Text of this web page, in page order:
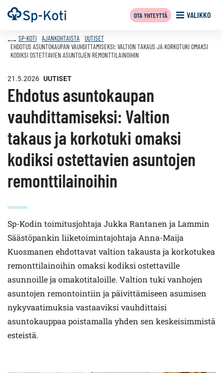
Siirry
sisältöön
Etusivu VALIKKO
OTA YHTEYTTÄ
SP-KOTI AJANKOHTAISTA UUTISET
EHDOTUS ASUNTOKAUPAN VAUHDITTAMISEKSI: VALTION TAKAUS JA KORKOTUKI OMAKSI
KODIKSI OSTETTAVIEN ASUNTOJEN REMONTTILAINOIHIN
21.5.2026 UUTISET
Ehdotus asuntokaupan
vauhdittamiseksi: Valtion
takaus ja korkotuki omaksi
kodiksi ostettavien asuntojen
remonttilainoihin
Sp-Kodin toimitusjohtaja Jukka Rantanen ja Lammin
Säästöpankin liiketoimintajohtaja Anna-Maija
Kuosmanen ehdottavat valtion takausta ja korkotukea
remonttilainoihin omaksi kodiksi ostettaville
asunnoille ja omakotitaloille. Valtion tuki vanhojen
asuntojen remontointiin ja päivittämiseen asumisen
nykyvaatimuksia vastaaviksi vauhdittaisi
asuntokauppaa poistamalla yhden sen keskeisimmistä
esteistä.